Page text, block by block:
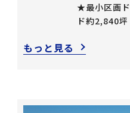
★最小区画
ド約2,840坪
もっと見る